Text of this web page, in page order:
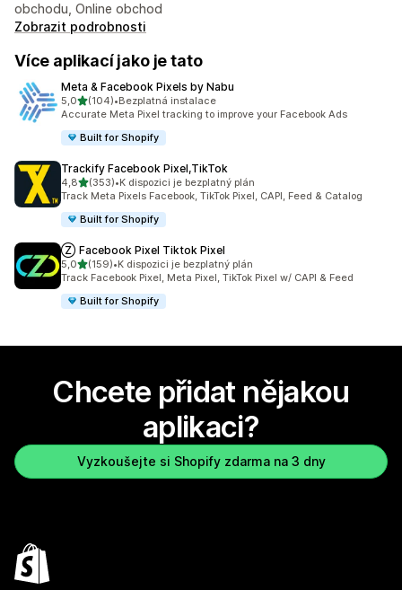
obchodu, Online obchod
Zobrazit podrobnosti
Více aplikací jako je tato
Meta & Facebook Pixels by Nabu
5,0z 5 hvězd
(104)
Celkový počet recenzí: 104
•Bezplatná instalace
Accurate Meta Pixel tracking to improve your Facebook Ads
Built for Shopify
Trackify Facebook Pixel,TikTok
4,8z 5 hvězd
(353)
Celkový počet recenzí: 353
•K dispozici je bezplatný plán
Track Meta Pixels Facebook, TikTok Pixel, CAPI, Feed & Catalog
Built for Shopify
Ⓩ Facebook Pixel Tiktok Pixel
5,0z 5 hvězd
(159)
Celkový počet recenzí: 159
•K dispozici je bezplatný plán
Track Facebook Pixel, Meta Pixel, TikTok Pixel w/ CAPI & Feed
Built for Shopify
Chcete přidat nějakou
aplikaci?
Vyzkoušejte si Shopify zdarma na 3 dny